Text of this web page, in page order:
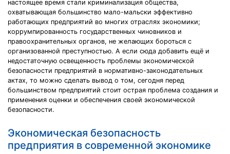
настоящее время стали криминализация общества,
охватывающая большинство мало-мальски эффективно
работающих предприятий во многих отраслях экономики;
коррумпированность государственных чиновников и
правоохранительных органов, не желающих бороться с
организованной преступностью. А если сюда добавить ещё и
недостаточную освещенность проблемы экономической
безопасности предприятий в нормативно-законодательных
актах, то можно сделать вывод о том, сегодня перед
большинством предприятий стоит острая проблема создания и
применения оценки и обеспечения своей экономической
безопасности.
Экономическая безопасность
предприятия в современной экономике